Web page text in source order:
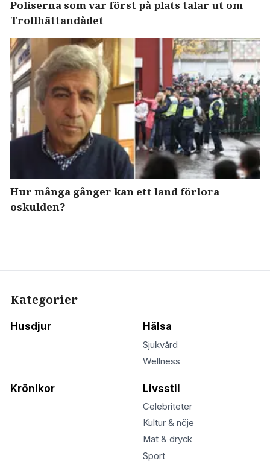
Poliserna som var först på plats talar ut om
Trollhättandådet
Hur många gånger kan ett land förlora
oskulden?
Kategorier
Husdjur Hälsa
Sjukvård
Wellness
Krönikor Livsstil
Celebriteter
Kultur & nöje
Mat & dryck
Sport